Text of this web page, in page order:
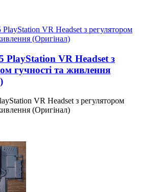
PlayStation VR Headset з
гучності та живлення
VR Headset з регулятором
(Оригінал)